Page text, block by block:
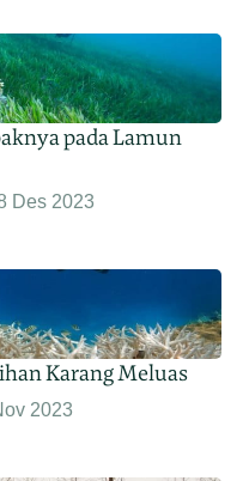
pada Lamun
Des 2023
Karang Meluas
2023